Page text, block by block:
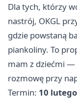
Dla tych, którzy
nastrój, OKGL
gdzie powstaną
piankoliny. To
mam z dziećmi —
rozmowę przy
Termin: 10